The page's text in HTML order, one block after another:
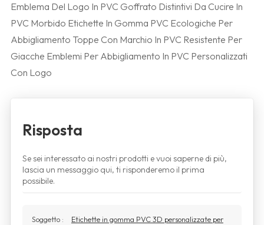
Emblema Del Logo In PVC Goffrato Distintivi Da Cucire In
PVC Morbido Etichette In Gomma PVC Ecologiche Per
Abbigliamento Toppe Con Marchio In PVC Resistente Per
Giacche Emblemi Per Abbigliamento In PVC Personalizzati
Con Logo
Risposta
Se sei interessato ai nostri prodotti e vuoi saperne di più,
lascia un messaggio qui, ti risponderemo il prima
possibile.
Soggetto : Etichette in gomma PVC 3D personalizzate per